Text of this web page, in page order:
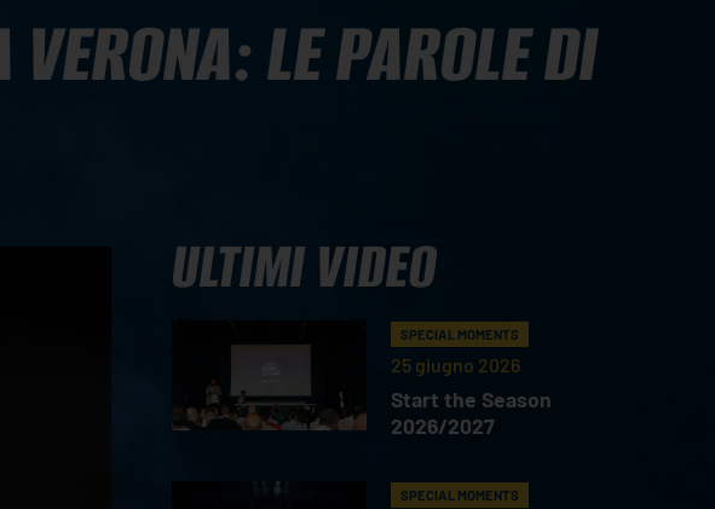
LE PAROLE DI
ULTIMI VIDEO
SPECIAL MOMENTS
25 giugno 2026
Start the Season
2026/2027
SPECIAL MOMENTS